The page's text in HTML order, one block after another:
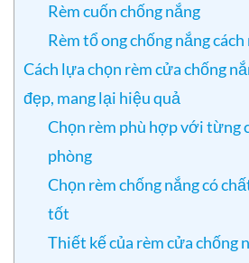
Rèm cuốn chống nắng
Rèm tổ ong chống nắng
Cách lựa chọn rèm cửa chống
đẹp, mang lại hiệu quả
Chọn rèm phù hợp với từng
phòng
Chọn rèm chống nắng có
tốt
Thiết kế của rèm cửa chống